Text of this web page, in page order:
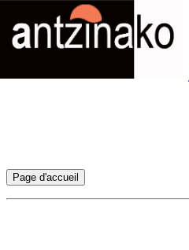
Page d'accueil